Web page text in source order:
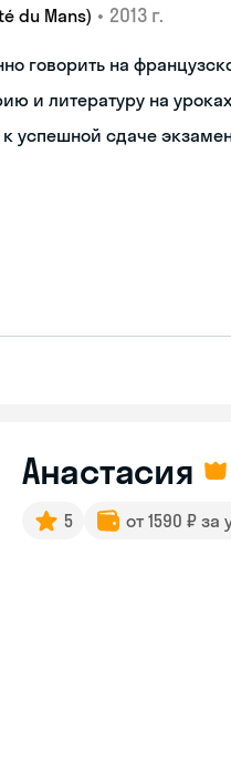
du Mans) • 2013 г.
говорить на
и литературу на уроках
успешной сдаче
Анастасия
5 от 1590 ₽ за